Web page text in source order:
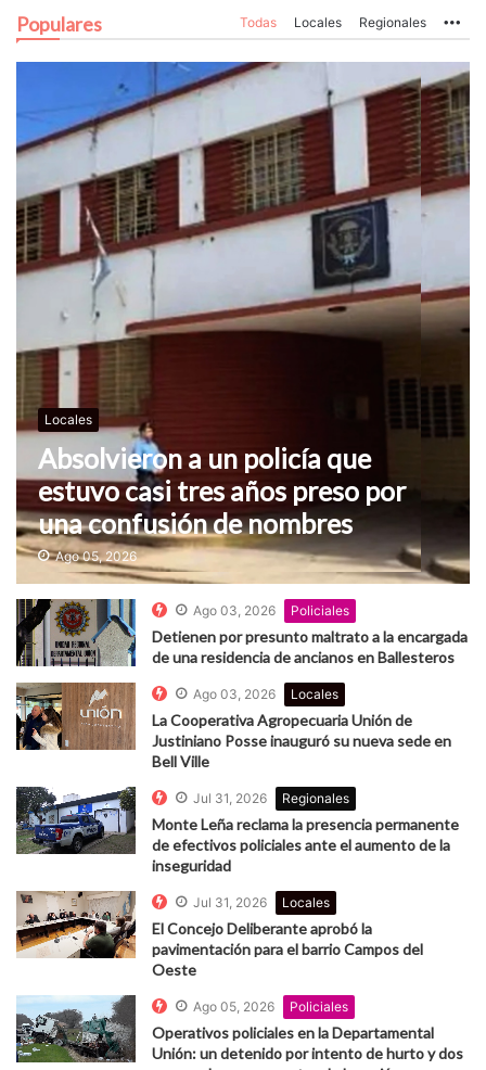
Populares Todas Locales Regionales
Locales
Absolvieron a un policía que
estuvo casi tres años preso por
una confusión de nombres
Ago 05, 2026
Ago 03, 2026 Policiales
Detienen por presunto maltrato a la encargada
de una residencia de ancianos en Ballesteros
Ago 03, 2026 Locales
La Cooperativa Agropecuaria Unión de
Justiniano Posse inauguró su nueva sede en
Bell Ville
Jul 31, 2026 Regionales
Monte Leña reclama la presencia permanente
de efectivos policiales ante el aumento de la
inseguridad
Jul 31, 2026 Locales
El Concejo Deliberante aprobó la
pavimentación para el barrio Campos del
Oeste
Ago 05, 2026 Policiales
Operativos policiales en la Departamental
Unión: un detenido por intento de hurto y dos